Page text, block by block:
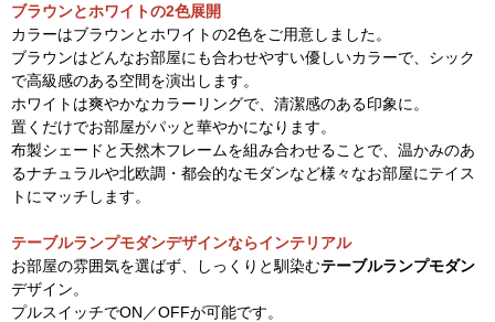
ブラウンとホワイトの2色展開
カラーはブラウンとホワイトの2色をご用意しました。
ブラウンはどんなお部屋にも合わせやすい優しいカラーで、シック
で高級感のある空間を演出します。
ホワイトは爽やかなカラーリングで、清潔感のある印象に。
置くだけでお部屋がパッと華やかになります。
布製シェードと天然木フレームを組み合わせることで、温かみのあ
るナチュラルや北欧調・都会的なモダンなど様々なお部屋にテイス
トにマッチします。
テーブルランプモダンデザインならインテリアル
お部屋の雰囲気を選ばず、しっくりと馴染むテーブルランプモダン
デザイン。
プルスイッチでON／OFFが可能です。